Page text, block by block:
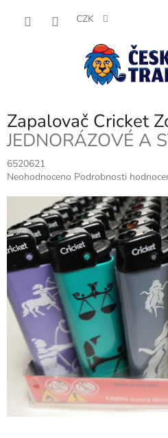
CZK
Zapalovač Cricket
JEDNORÁZOVÉ A
6520621
Průměrné
0,0
z
5
hvězdiček.
Neohodnoceno Podrobnosti